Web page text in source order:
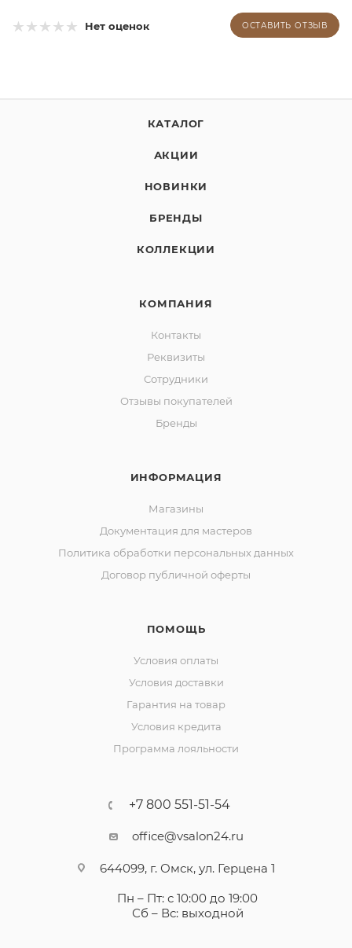
Нет оценок ОСТАВИТЬ ОТЗЫВ
КАТАЛОГ
АКЦИИ
НОВИНКИ
БРЕНДЫ
КОЛЛЕКЦИИ
КОМПАНИЯ
Контакты
Реквизиты
Сотрудники
Отзывы покупателей
Бренды
ИНФОРМАЦИЯ
Магазины
Документация для мастеров
Политика обработки персональных данных
Договор публичной оферты
ПОМОЩЬ
Условия оплаты
Условия доставки
Гарантия на товар
Условия кредита
Программа лояльности
+7 800 551-51-54
office@vsalon24.ru
644099, г. Омск, ул. Герцена 1
Пн – Пт: с 10:00 до 19:00
Сб – Вс: выходной